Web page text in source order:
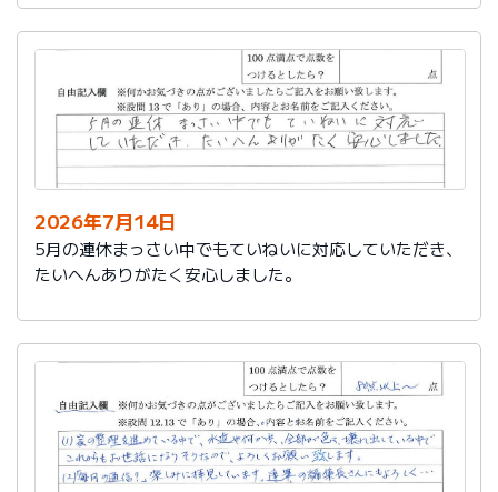
にも嫌な顔せず一生懸命して下さり頭が下がります。
・社員さんは、借りている駐車場の場所をメモしておら
れたのにはびっくりしました。（社員さんはよろしくお
伝え下さい）
今後もよろしくお願いします。
2026年7月14日
5月の連休まっさい中でもていねいに対応していただき、
たいへんありがたく安心しました。